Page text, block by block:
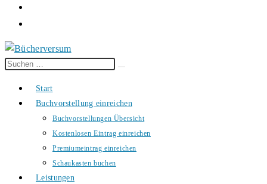
Diese
durchsuchen
Start
Buchvorstellung einreichen
Buchvorstellungen Übersicht
Kostenlosen Eintrag einreichen
Premiumeintrag einreichen
Schaukasten buchen
Leistungen